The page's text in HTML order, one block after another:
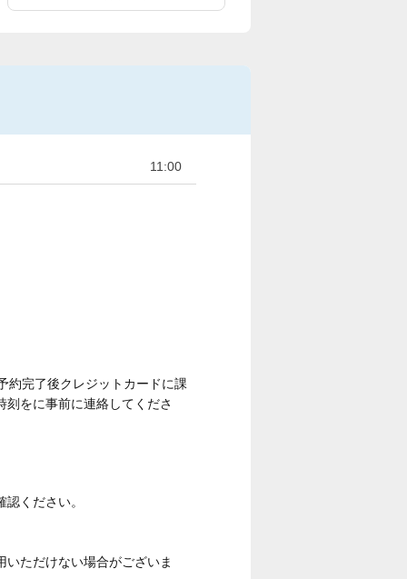
11:00
約完了後クレジットカードに課
をに事前に連絡してくださ
ください。
ただけない場合がございま